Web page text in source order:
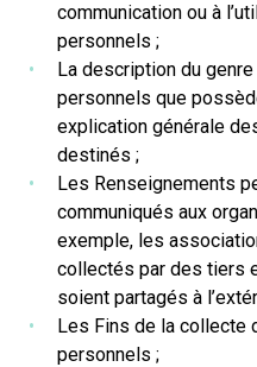
communication ou à
personnels ;
La description du
personnels que
explication générale
destinés ;
Les Renseignements
communiqués aux
exemple, les
collectés par des tiers
soient partagés à
Les Fins de la collecte
personnels ;